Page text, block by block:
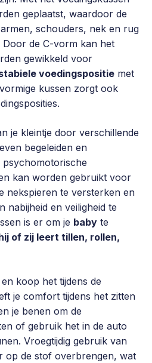
geplaatst, waardoor de
schouders, nek en rug
Door de C-vorm kan het
gewikkeld voor
voedingspositie met
kussen zorgt ook
je kleintje door verschillende
begeleiden en
kan worden gebruikt voor
nekspieren te versterken en
nabijheid en veiligheid te
is er om je baby te
of zij leert tillen, rollen,
koop het tijdens de
je comfort tijdens het zitten
je benen om de
of gebruik het in de auto
Vroegtijdig gebruik van
op de stof overbrengen, wat